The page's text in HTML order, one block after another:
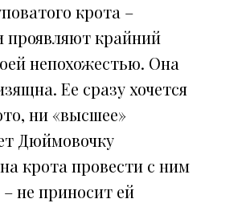
крота –
проявляют крайний
непохожестью. Она
Ее сразу хочется
ни «высшее»
Дюймовочку
крота провести с ним
не приносит ей